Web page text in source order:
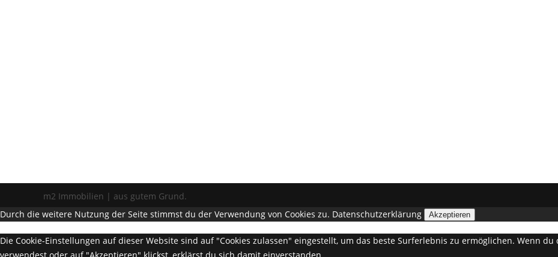
m2 Immobilien | aus gutem Grund.
Durch die weitere Nutzung der Seite stimmst du der Verwendung von Cookies zu. Datenschutzerklärung Akzeptieren
Die Cookie-Einstellungen auf dieser Website sind auf "Cookies zulassen" eingestellt, um das beste Surferlebnis zu ermöglichen. Wenn